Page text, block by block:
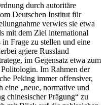
durch autoritäre
Deutschen Institut für
verwies sie etwa
mit dem Ziel international
in Frage zu stellen und eine
agiere Russland
im Gegensatz etwa zum
Im Rahmen der
Peking immer offensiver,
eine „neue, normative und
chinesischer Prägung“ zu